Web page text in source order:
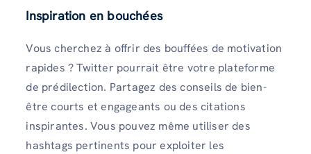
Inspiration en bouchées
Vous cherchez à offrir des bouffées de motivation
rapides ? Twitter pourrait être votre plateforme
de prédilection. Partagez des conseils de bien-
être courts et engageants ou des citations
inspirantes. Vous pouvez même utiliser des
hashtags pertinents pour exploiter les